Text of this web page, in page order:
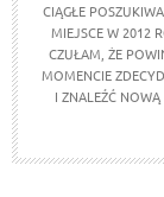
CIĄGŁE
MIEJSCE W 2012
CZUŁAM, ŻE
MOMENCIE
I ZNALEŹĆ NOWĄ